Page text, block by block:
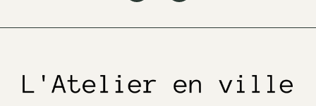
product